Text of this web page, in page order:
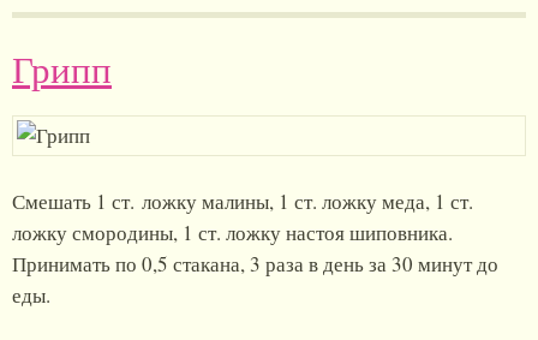
Грипп
Смешать 1 ст. ложку малины, 1 ст. ложку меда, 1 ст.
ложку смородины, 1 ст. ложку настоя шиповника.
Принимать по 0,5 стакана, 3 раза в день за 30 минут до
еды.